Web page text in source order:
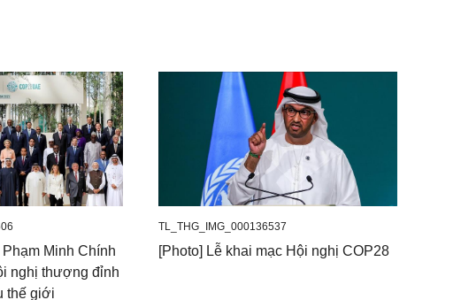
Minh Chính
nghị thượng đỉnh
thế giới
TL_THG_IMG_000136537
[Photo] Lễ khai mạc Hội nghị COP28